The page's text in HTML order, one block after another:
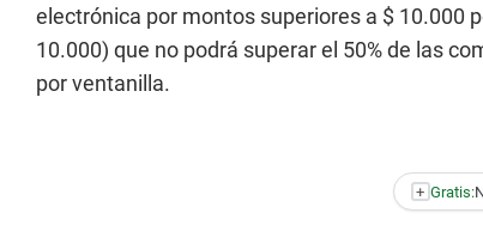
electrónica por montos superiores a $ 10.000
10.000) que no podrá superar el 50% de las
por ventanilla.
+ Gratis: